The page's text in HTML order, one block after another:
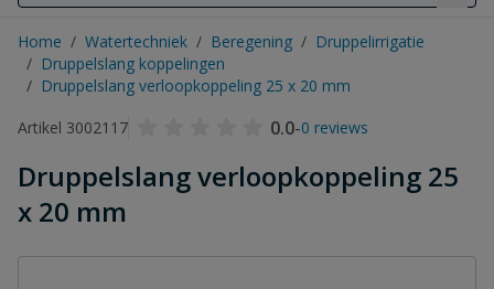
Home / Watertechniek / Beregening / Druppelirrigatie
/ Druppelslang koppelingen
/ Druppelslang verloopkoppeling 25 x 20 mm
Artikel 3002117
0.0-0 reviews
Druppelslang verloopkoppeling 25
x 20 mm